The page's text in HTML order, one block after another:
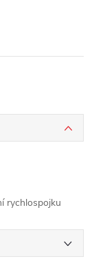
rychlospojku